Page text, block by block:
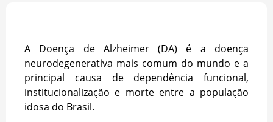
A Doença de Alzheimer (DA) é a doença
neurodegenerativa mais comum do mundo e a
principal causa de dependência funcional,
institucionalização e morte entre a população
idosa do Brasil.